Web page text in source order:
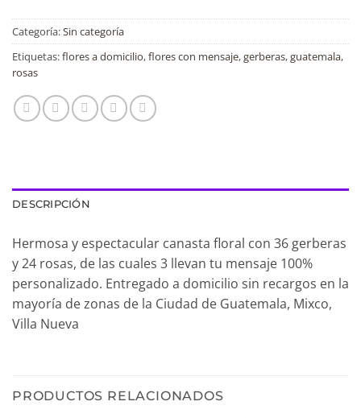
Categoría:Sin categoría
Etiquetas:flores a domicilio,flores con mensaje,gerberas,guatemala,
rosas
DESCRIPCIÓN
Hermosa y espectacular canasta floral con 36 gerberas
y 24 rosas, de las cuales 3 llevan tu mensaje 100%
personalizado. Entregado a domicilio sin recargos en la
mayoría de zonas de la Ciudad de Guatemala, Mixco,
Villa Nueva
PRODUCTOS RELACIONADOS